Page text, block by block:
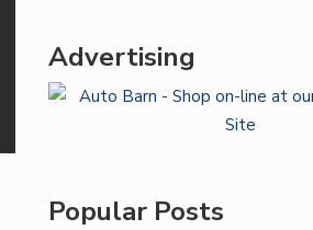
Advertising
Popular Posts